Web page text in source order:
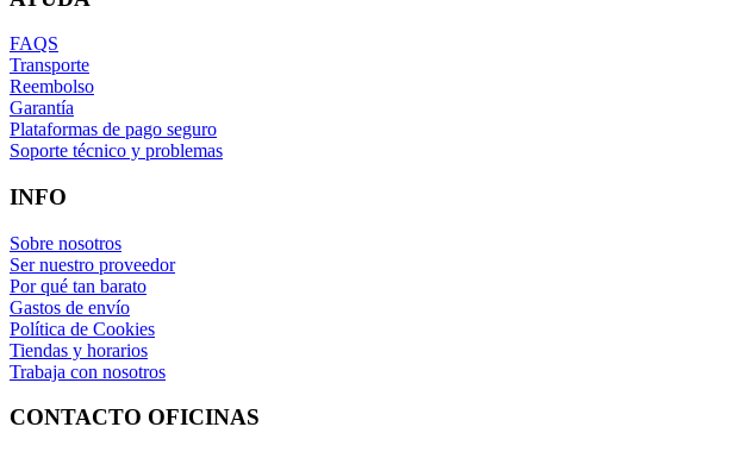
FAQS
Transporte
Reembolso
Garantía
Plataformas de pago seguro
Soporte técnico y problemas
INFO
Sobre nosotros
Ser nuestro proveedor
Por qué tan barato
Gastos de envío
Política de Cookies
Tiendas y horarios
Trabaja con nosotros
CONTACTO OFICINAS